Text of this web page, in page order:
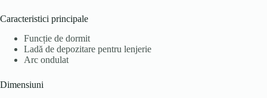
Caracteristici principale
Funcție de dormit
Ladă de depozitare pentru lenjerie
Arc ondulat
Dimensiuni